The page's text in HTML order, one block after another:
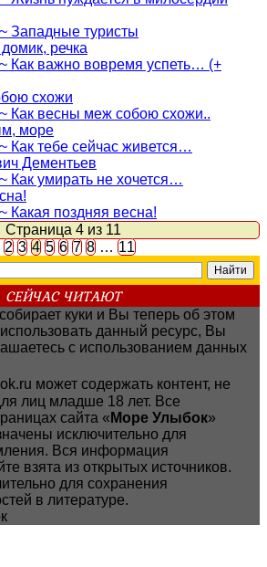
Западные туристы
Как важно вовремя успеть… (+
Как весны меж собою схожи..
Как тебе сейчас живется…
Как умирать не хочется…
Какая поздняя весна!
Страница 4 из 11
2 3 4 5 6 7 8 … 11
СЕЙЧАС ЧИТАЮТ
куки и Вы теперь об этом
данный ресурс, Вы
с использованием данных
может содержать контент, не
лиц младше 18 лет. Все
сайта « Море Улыбок»
исключительно для
Вся информация
взята из открытых источников.
для сохранения
в литературе.